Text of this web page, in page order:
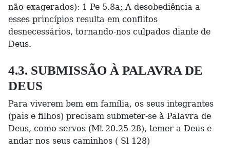
não exagerados): 1 Pe 5.8a; A desobediência a
esses princípios resulta em conflitos
desnecessários, tornando-nos culpados diante de
Deus.
4.3. SUBMISSÃO À PALAVRA DE
DEUS
Para viverem bem em família, os seus integrantes
(pais e filhos) precisam submeter-se à Palavra de
Deus, como servos (Mt 20.25-28), temer a Deus e
andar nos seus caminhos ( Sl 128)